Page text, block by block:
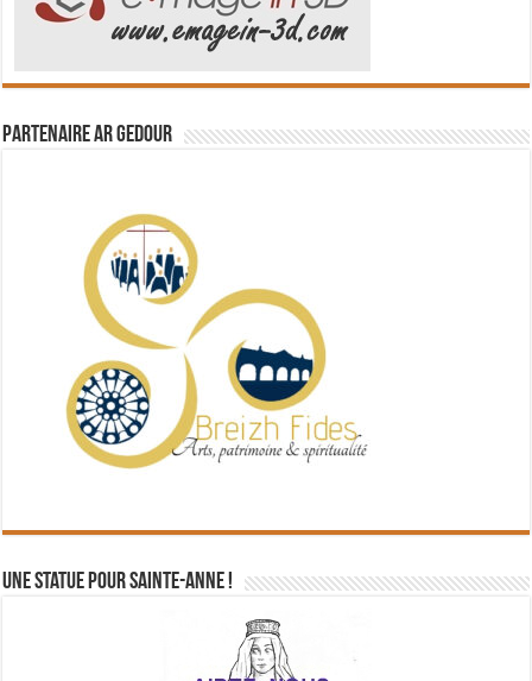
Partenaire Ar Gedour
Une statue pour Sainte-Anne !